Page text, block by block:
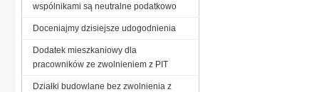
wspólnikami są neutralne podatkowo
Doceniajmy dzisiejsze udogodnienia
Dodatek mieszkaniowy dla
pracowników ze zwolnieniem z PIT
Działki budowlane bez zwolnienia z